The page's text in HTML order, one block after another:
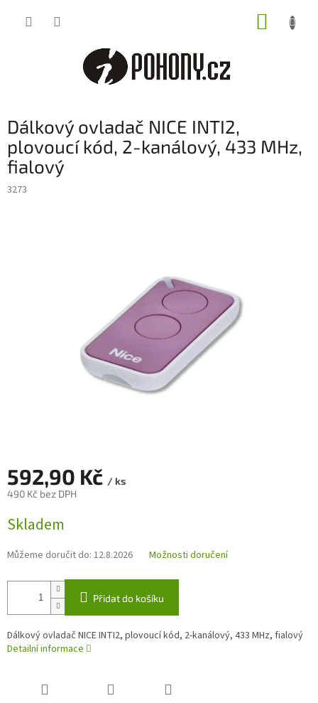
Dálkový ovladač NICE INTI2,
plovoucí kód, 2-kanálový, 433 MHz,
fialový
3273
592,90 Kč / ks
490 Kč bez DPH
cena:
Skladem
Můžeme doručit do: 12.8.2026 Možnosti doručení
Přidat do košíku
Dálkový ovladač NICE INTI2, plovoucí kód, 2-kanálový, 433 MHz, fialový
Detailní informace